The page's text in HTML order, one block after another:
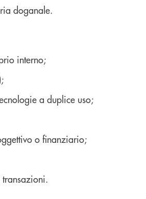
doganale.
interno;
a duplice uso;
o finanziario;